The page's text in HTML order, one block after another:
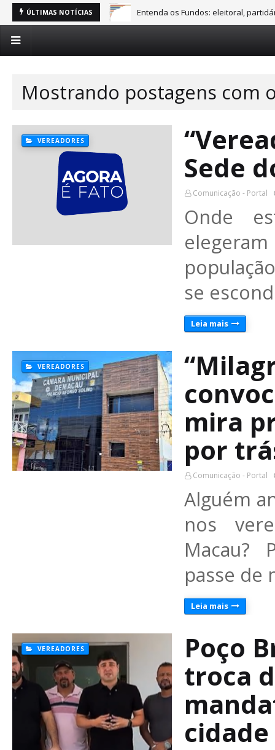
ÚLTIMAS NOTÍCIAS Entenda os Fundos: eleitoral,
Mostrando postagens com
VEREADORES
Sede
Comunicação - Portal
Onde
se
Leia mais
VEREADORES
mira
por
Comunicação - Portal
Alguém
nos
Macau?
passe de
Leia mais
VEREADORES
Poço
troca
cidade